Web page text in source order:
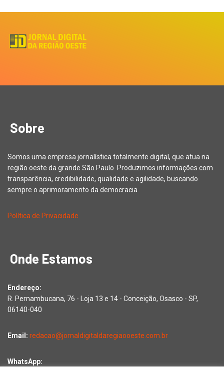
Sobre
Somos uma empresa jornalística totalmente digital, que atua na
região oeste da grande São Paulo. Produzimos informações com
transparência, credibilidade, qualidade e agilidade, buscando
sempre o aprimoramento da democracia.
Política de Privacidade
Onde Estamos
Endereço:
R. Pernambucana, 76 - Loja 13 e 14 - Conceição, Osasco - SP,
06140-040
Email: redacao@jornaldigitaldaregiaooeste.com.br
WhatsApp: